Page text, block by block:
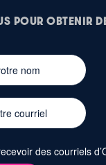
POUR OBTENIR
des courriels